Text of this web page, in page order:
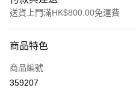
送貨上門滿HK$800.00免運費
信用卡
Apple Pay
商品特色
商品編號
359207